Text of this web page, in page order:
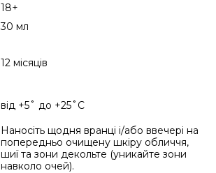
18+
30 мл
12 місяців
від +5˚ до +25˚С
Наносіть щодня вранці і/або ввечері на
попередньо очищену шкіру обличчя,
шиї та зони декольте (уникайте зони
навколо очей).